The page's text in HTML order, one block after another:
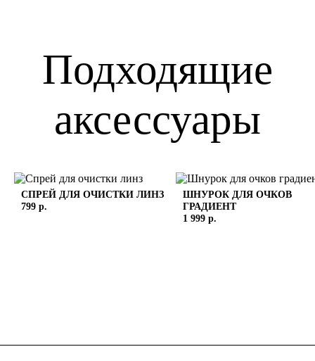
Подходящие
аксессуары
СПРЕЙ ДЛЯ ОЧИСТКИ ЛИНЗ
799 р.
ШНУРОК ДЛЯ ОЧКОВ
ГРАДИЕНТ
1 999 р.